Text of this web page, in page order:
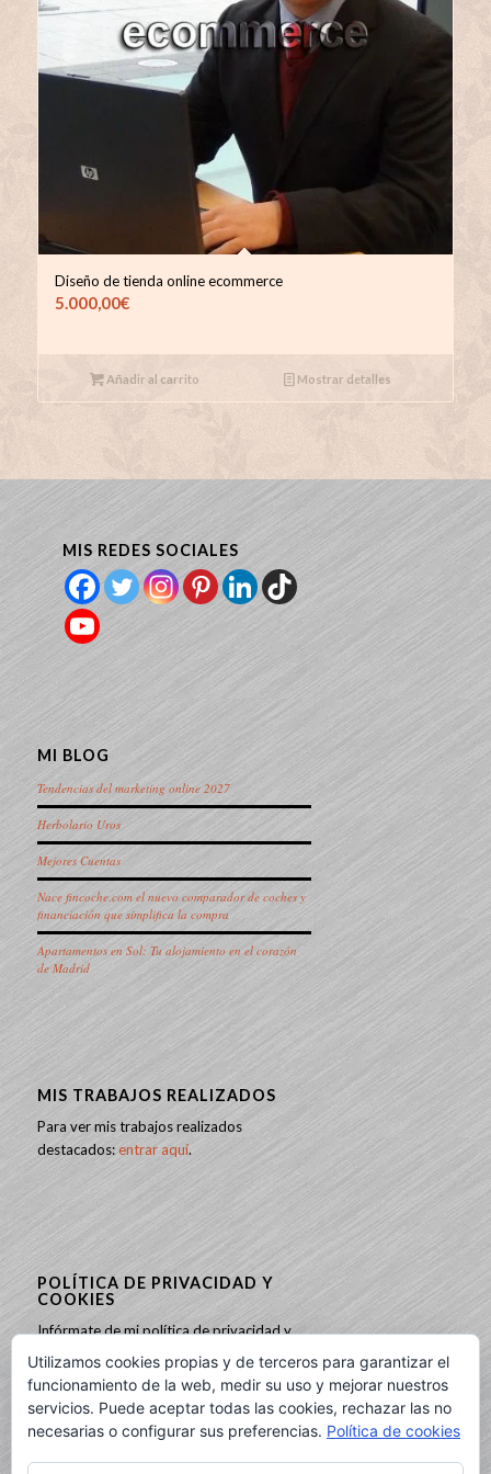
Diseño de tienda online ecommerce
5.000,00€
Añadir al carrito Mostrar detalles
MIS REDES SOCIALES
MI BLOG
Tendencias del marketing online 2027
Herbolario Uros
Mejores Cuentas
Nace fincoche.com el nuevo comparador de coches y
financiación que simplifica la compra
Apartamentos en Sol: Tu alojamiento en el corazón
de Madrid
MIS TRABAJOS REALIZADOS
Para ver mis trabajos realizados
destacados:entrar aquí.
POLÍTICA DE PRIVACIDAD Y
COOKIES
Infórmate de mi política de privacidad y
cookies:
entrando aquí
Utilizamos cookies propias y de terceros para garantizar el
funcionamiento de la web, medir su uso y mejorar nuestros
servicios. Puede aceptar todas las cookies, rechazar las no
necesarias o configurar sus preferencias. Política de cookies